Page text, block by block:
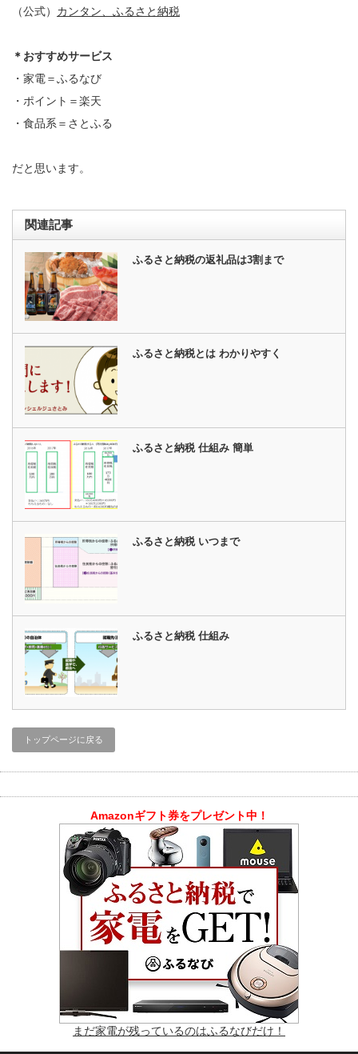
（公式） カンタン、ふるさと納税
＊おすすめサービス
・家電＝ふるなび
・ポイント＝楽天
・食品系＝さとふる
だと思います。
関連記事
ふるさと納税の返礼品は3割まで
ふるさと納税とは わかりやすく
ふるさと納税 仕組み 簡単
ふるさと納税 いつまで
ふるさと納税 仕組み
トップページに戻る
Amazonギフト券をプレゼント中！
まだ家電が残っているのはふるなびだけ！